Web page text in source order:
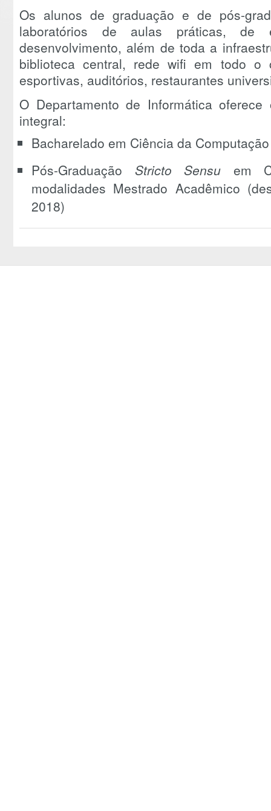
Os alunos de graduação e de pós-
laboratórios de aulas práticas,
desenvolvimento, além de toda a
biblioteca central, rede wifi em todo o
esportivas, auditórios, restaurantes
O Departamento de Informática
integral:
Bacharelado em Ciência da
Pós-Graduação Stricto Sensu em
modalidades Mestrado Acadêmico
2018)